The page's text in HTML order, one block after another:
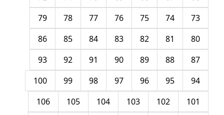
73
74
75
76
77
78
79
80
81
82
83
84
85
86
87
88
89
90
91
92
93
94
95
96
97
98
99
100
101
102
103
104
105
106